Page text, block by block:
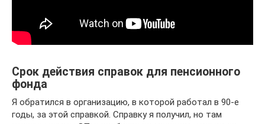
Срок действия справок для пенсионного
фонда
Я обратился в организацию, в которой работал в 90-е
годы, за этой справкой. Справку я получил, но там